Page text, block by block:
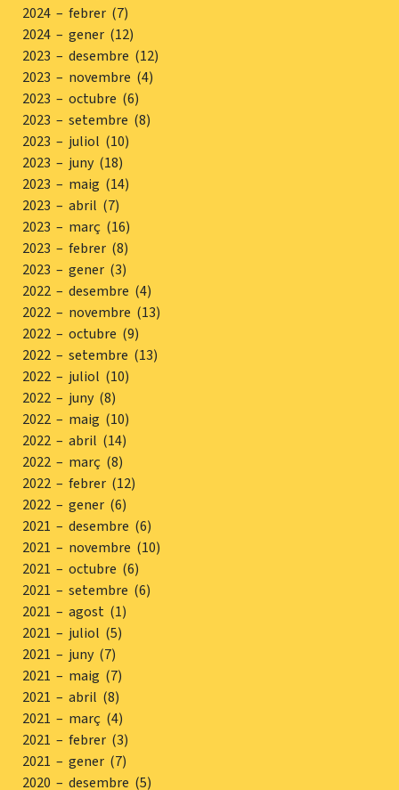
2024 – febrer (7)
2024 – gener (12)
2023 – desembre (12)
2023 – novembre (4)
2023 – octubre (6)
2023 – setembre (8)
2023 – juliol (10)
2023 – juny (18)
2023 – maig (14)
2023 – abril (7)
2023 – març (16)
2023 – febrer (8)
2023 – gener (3)
2022 – desembre (4)
2022 – novembre (13)
2022 – octubre (9)
2022 – setembre (13)
2022 – juliol (10)
2022 – juny (8)
2022 – maig (10)
2022 – abril (14)
2022 – març (8)
2022 – febrer (12)
2022 – gener (6)
2021 – desembre (6)
2021 – novembre (10)
2021 – octubre (6)
2021 – setembre (6)
2021 – agost (1)
2021 – juliol (5)
2021 – juny (7)
2021 – maig (7)
2021 – abril (8)
2021 – març (4)
2021 – febrer (3)
2021 – gener (7)
2020 – desembre (5)